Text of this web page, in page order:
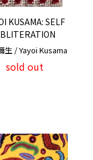
KUSAMA: SELF
生 / Yayoi Kusama
sold out